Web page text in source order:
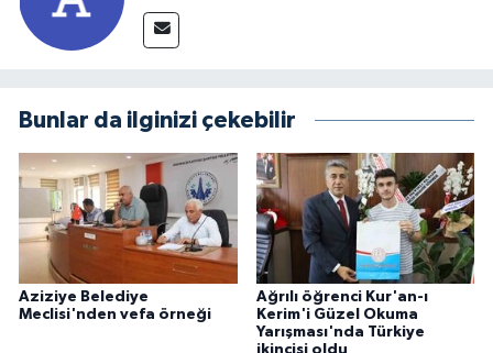
Bunlar da ilginizi çekebilir
Aziziye Belediye
Meclisi'nden vefa örneği
Ağrılı öğrenci Kur'an-ı
Kerim'i Güzel Okuma
Yarışması'nda Türkiye